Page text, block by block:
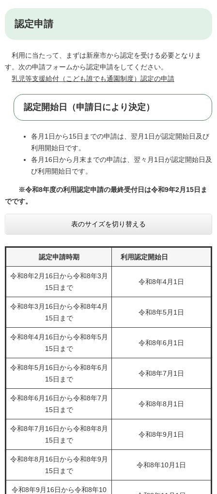
認定申請
利用に当たって、まずは新座市から認定を受ける必要となりま
す。次の申請フォームから認定申請をしてください。
乳児等支援給付（こども誰でも通園制度）認定の申請
認定開始日（申請日により決定）
各月1日から15日までの申請は、翌月1日が認定開始日及び
利用開始日です。
各月16日から月末までの申請は、翌々月1日が認定開始日及
び利用開始日です。
※令和8年度の利用認定申請の最終受付日は令和9年2月15日ま
でです。
表のサイズを切り替える
認定申請時期 利用認定開始日
令和8年2月16日から令和8年3月
15日まで
令和8年4月1日
令和8年3月16日から令和8年4月
15日まで
令和8年5月1日
令和8年4月16日から令和8年5月
15日まで
令和8年6月1日
令和8年5月16日から令和8年6月
15日まで
令和8年7月1日
令和8年6月16日から令和8年7月
15日まで
令和8年8月1日
令和8年7月16日から令和8年8月
15日まで
令和8年9月1日
令和8年8月16日から令和8年9月
15日まで
​令和8年10月1日​
令和8年9月16日から令和8年10